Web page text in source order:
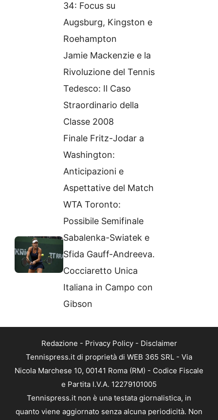
34: Focus su
Augsburg, Kingston e
Roehampton
Jamie Mackenzie e la
Rivoluzione del Tennis
Tedesco: Il Caso
Straordinario della
Classe 2008
Finale Fritz-Jodar a
Washington:
Anticipazioni e
Aspettative del Match
WTA Toronto:
Possibile Semifinale
Sabalenka-Swiatek e
Sfida Gauff-Andreeva.
Cocciaretto Unica
Italiana in Campo con
Gibson
Redazione - Privacy Policy- Disclaimer
Tennispress.it di proprietà di WEB 365 SRL - Via
Nicola Marchese 10, 00141 Roma (RM) - Codice Fiscale
e Partita I.V.A. 12279101005
Tennispress.it non è una testata giornalistica, in
quanto viene aggiornato senza alcuna periodicità. Non